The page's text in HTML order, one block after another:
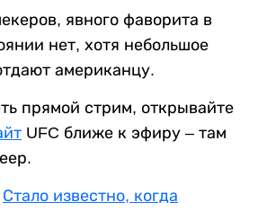
явного фаворита в
нет, хотя небольшое
американцу.
прямой стрим, открывайте
UFC ближе к эфиру – там
Стало известно, когда